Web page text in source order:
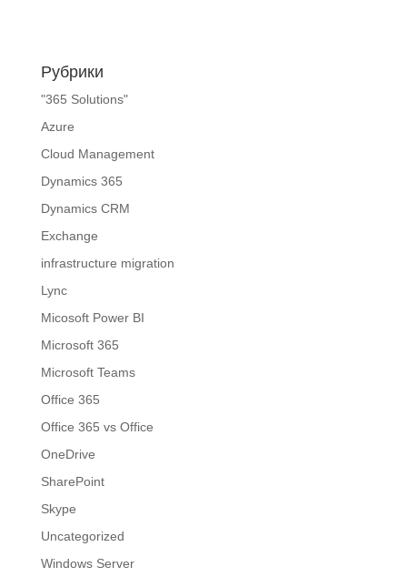
Рубрики
"365 Solutions"
Azure
Cloud Management
Dynamics 365
Dynamics CRM
Exchange
infrastructure migration
Lync
Micosoft Power BI
Microsoft 365
Microsoft Teams
Office 365
Office 365 vs Office
OneDrive
SharePoint
Skype
Uncategorized
Windows Server